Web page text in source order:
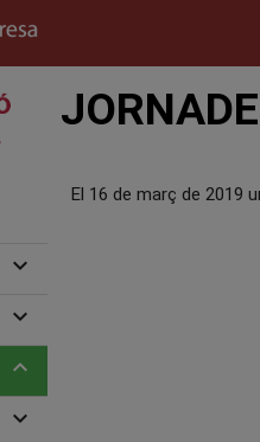
expand_more
expand_more
expand_more
expand_more
El 16 de març de 2019